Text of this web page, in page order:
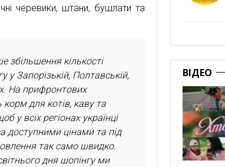
черевики, штани, бушлати та
збільшення кількості
у Запорізькій, Полтавській,
На прифронтових
для котів, каву та
у всіх регіонах українці
доступними цінами та під
так само швидко.
дня шопінгу ми
ВІДЕО